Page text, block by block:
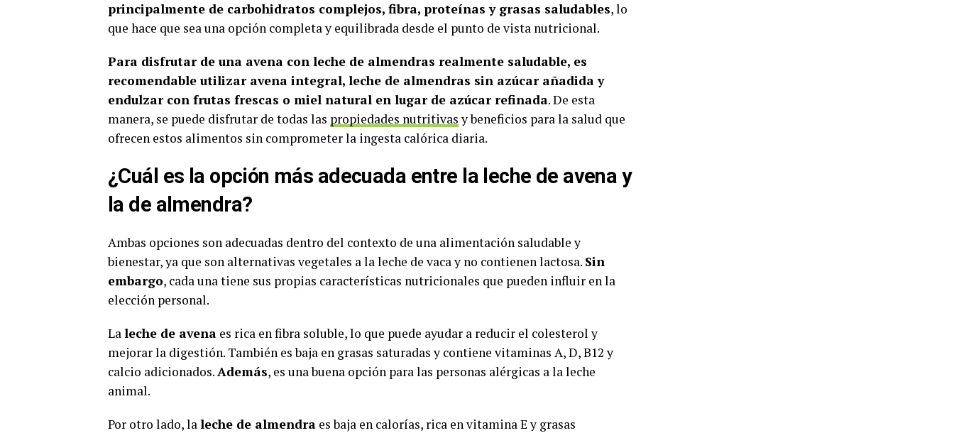
principalmente de carbohidratos complejos, fibra, proteínas y grasas saludables, lo
que hace que sea una opción completa y equilibrada desde el punto de vista nutricional.
Para disfrutar de una avena con leche de almendras realmente saludable, es
recomendable utilizar avena integral, leche de almendras sin azúcar añadida y
endulzar con frutas frescas o miel natural en lugar de azúcar refinada. De esta
manera, se puede disfrutar de todas las propiedades nutritivasy beneficios para la salud que
ofrecen estos alimentos sin comprometer la ingesta calórica diaria.
¿Cuál es la opción más adecuada entre la leche de avena y
la de almendra?
Ambas opciones son adecuadas dentro del contexto de una alimentación saludable y
bienestar, ya que son alternativas vegetales a la leche de vaca y no contienen lactosa. Sin
embargo, cada una tiene sus propias características nutricionales que pueden influir en la
elección personal.
Laleche de avena es rica en fibra soluble, lo que puede ayudar a reducir el colesterol y
mejorar la digestión. También es baja en grasas saturadas y contiene vitaminas A, D, B12 y
calcio adicionados.Además, es una buena opción para las personas alérgicas a la leche
animal.
Por otro lado, laleche de almendra es baja en calorías, rica en vitamina E y grasas